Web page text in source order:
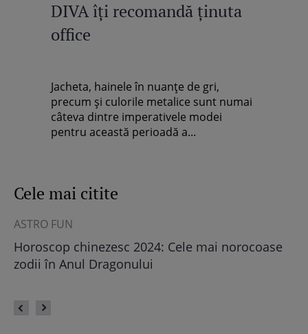
DIVA îţi recomandă ţinuta
office
Jacheta, hainele în nuanţe de gri,
precum şi culorile metalice sunt numai
câteva dintre imperativele modei
pentru această perioadă a...
Cele mai citite
ASTRO FUN
Horoscop chinezesc 2024: Cele mai norocoase
zodii în Anul Dragonului